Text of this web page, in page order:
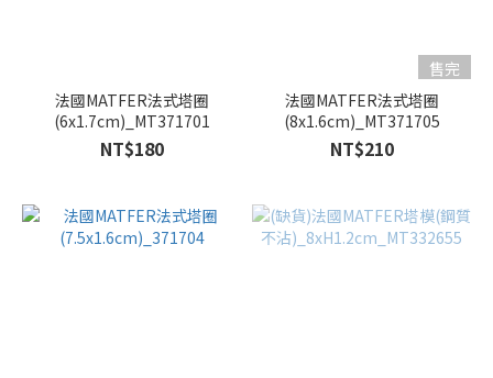
法國MATFER法式塔圈
(6x1.7cm)_MT371701
NT$180
售完
法國MATFER法式塔圈
(8x1.6cm)_MT371705
NT$210